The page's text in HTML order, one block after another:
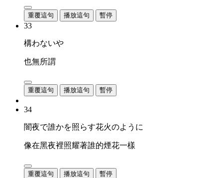
重覆這句 播放這句 暫停
33
構わないや
也無所謂
重覆這句 播放這句 暫停
34
闇夜で誰かを照らす花火のように
像在黑夜裡照耀著誰的煙花一樣
重覆這句 播放這句 暫停